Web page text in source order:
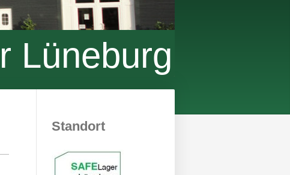
Lüneburg
Standort